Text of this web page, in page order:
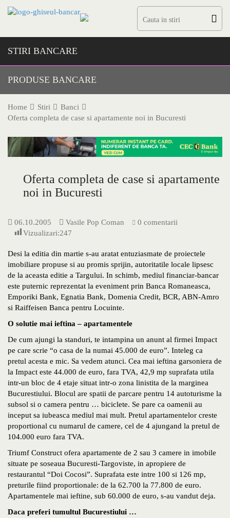
STIRI BANCARE
PRODUSE BANCARE
Home Stiri
Banci
Oferta completa de case si apartamente noi in Bucuresti
Oferta completa de case si apartamente
noi in Bucuresti
06.10.2005 Vasile Pop Coman
0 comentarii
Vizualizari:247
Desi la editia din martie s-au aratat entuziasmate de proiectele
imobiliare propuse si au promis sprijin, autoritatile locale lipsesc
de la aceasta editie a Targului. In schimb, mediul financiar-bancar
este puternic reprezentat la eveniment prin Banca Romaneasca,
Emporiki Bank, Egnatia Bank, Domenia Credit, BCR, ABN-Amro
si Raiffeisen Banca pentru Locuinte.
O solutie mai ieftina – apartamentele
De cum ajungi la standuri, te intampina un anunt al firmei Impact
pe care scrie “o casa de la numai 45.000 de euro”. Inteleg ca
pretul acesta e mic. Sa vedem atunci. Cea mai ieftina garsoniera de
la Impact este 44.000 de euro, fara TVA, 42,9 mp suprafata utila
intr-un bloc de 4 etaje situat intr-o zona linistita de la marginea
Bucurestiului. Blocul are spatii de parcare pentru 14 autoturisme la
subsol si o camera pentru … biciclete. Se pare ca oamenii au
inceput sa iubeasca mediul mai mult. Pretul apartamentelor creste
proportional cu numarul de camere, cel de 4 ajungand la pretul de
104.000 euro fara TVA.
Triumf Construct ofera apartamente de 2 sau 3 camere in imobile
situate pe soseaua Bucuresti-Targoviste, in apropiere de
restaurantul “Doi Cocosi”. Suprafata este intre 100 si 126 mp,
preturile fiind proportionale: de la 62.700 la 77.800 de euro.
Apartamentele mai ieftine, sub 60.000 de euro, s-au vandut deja.
Daca preferi tumultul Bucurestiului …